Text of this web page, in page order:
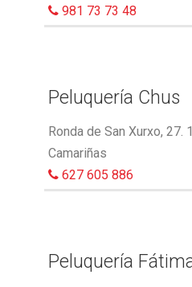
981 73 73 48
Peluquería Chus
Ronda de San Xurxo, 27.
Camariñas
627 605 886
Peluquería